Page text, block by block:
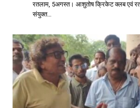
रतलाम, 5अगस्त। आशुतोष क्रिकेट क्लब एवं
संयुक्त…